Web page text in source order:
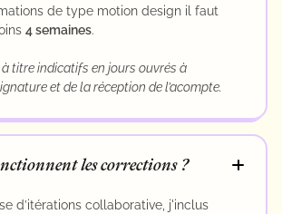
de type motion design il faut
4 semaines.
titre indicatifs en jours ouvrés à
et de la réception de l’acompte.
les corrections ?
d’itérations collaborative, j'inclus